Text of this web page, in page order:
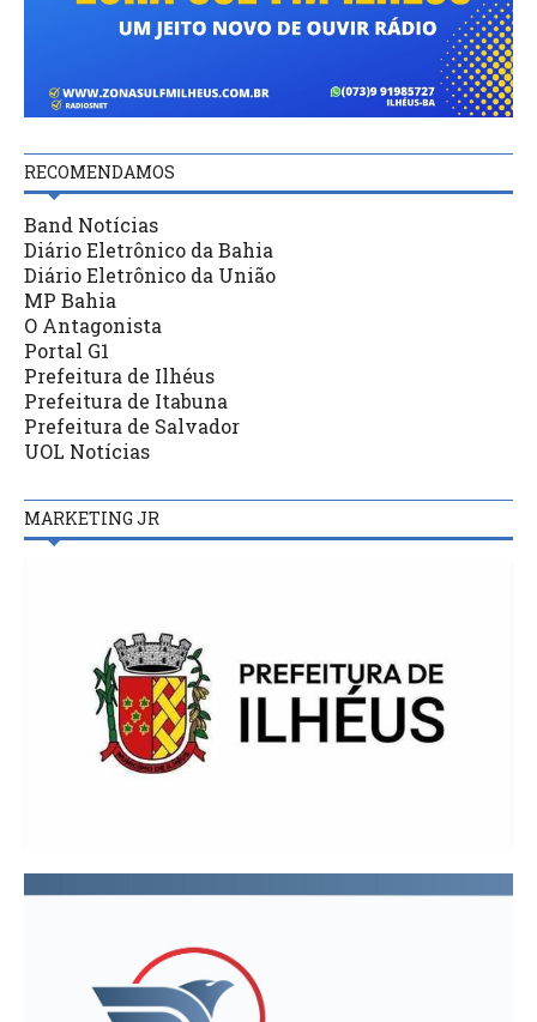
RECOMENDAMOS
Band Notícias
Diário Eletrônico da Bahia
Diário Eletrônico da União
MP Bahia
O Antagonista
Portal G1
Prefeitura de Ilhéus
Prefeitura de Itabuna
Prefeitura de Salvador
UOL Notícias
MARKETING JR